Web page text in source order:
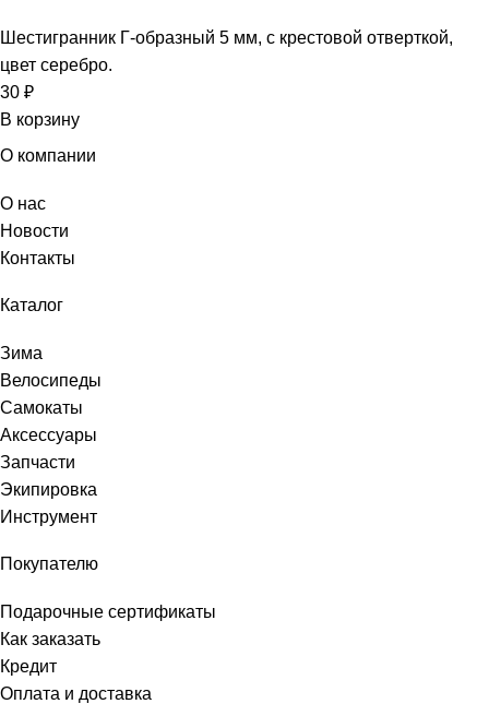
Шестигранник Г-образный 5 мм, с крестовой отверткой,
цвет серебро.
30 ₽
В корзину
О компании
О нас
Новости
Контакты
Каталог
Зима
Велосипеды
Самокаты
Аксессуары
Запчасти
Экипировка
Инструмент
Покупателю
Подарочные сертификаты
Как заказать
Кредит
Оплата и доставка